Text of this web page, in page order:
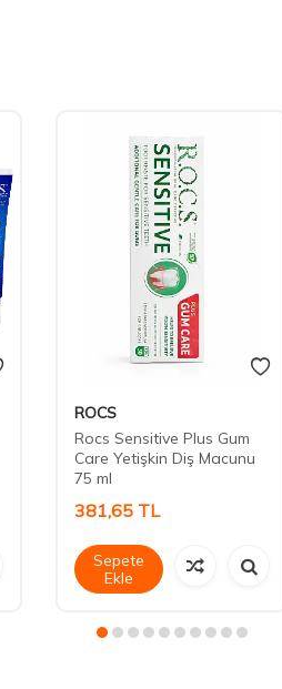
ROCS
Rocs Sensitive Plus Gum
Care Yetişkin Diş Macunu
75 ml
381,65 TL
Sepete
Ekle